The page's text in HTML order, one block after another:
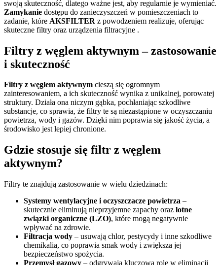
swoją skuteczność, dlatego ważne jest, aby regularnie je wymieniać.
Zamykanie dostępu do zanieczyszczeń w pomieszczeniach to
zadanie, które AKSFILTER z powodzeniem realizuje, oferując
skuteczne filtry oraz urządzenia filtracyjne .
Filtry z węglem aktywnym – zastosowanie
i skuteczność
Filtry z węglem aktywnym cieszą się ogromnym
zainteresowaniem, a ich skuteczność wynika z unikalnej, porowatej
struktury. Działa ona niczym gąbka, pochłaniając szkodliwe
substancje, co sprawia, że filtry te są niezastąpione w oczyszczaniu
powietrza, wody i gazów. Dzięki nim poprawia się jakość życia, a
środowisko jest lepiej chronione.
Gdzie stosuje się filtr z węglem
aktywnym?
Filtry te znajdują zastosowanie w wielu dziedzinach:
Systemy wentylacyjne i oczyszczacze powietrza –
skutecznie eliminują nieprzyjemne zapachy oraz lotne
związki organiczne (LZO), które mogą negatywnie
wpływać na zdrowie.
Filtracja wody – usuwają chlor, pestycydy i inne szkodliwe
chemikalia, co poprawia smak wody i zwiększa jej
bezpieczeństwo spożycia.
Przemysł gazowy – odgrywają kluczową rolę w eliminacji